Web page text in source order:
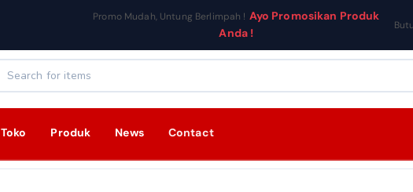
Promo Mudah, Untung Berlimpah ! Ayo Promosikan Produk
Anda !
Toko Produk News Contact